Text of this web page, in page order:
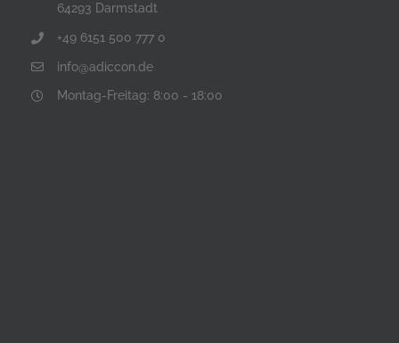
64293 Darmstadt
+49 6151 500 777 0
info@adiccon.de
Montag-Freitag: 8:00 - 18:00